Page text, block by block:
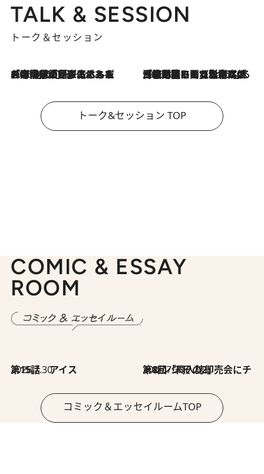
TALK & SESSION
トーク＆セッション
2026.8.3
「今後値上げがあるとすれば…」「リスクがあるのは今年の冬」エネルギー専門家が語る、ホルムズ海峡封鎖が家庭にもたらす“ある心配” 2026.8.3
「住宅建てられない…」「サーチャージ料の高値が続いている」ホルムズ海峡封鎖による影響はいつまで続く？《エネルギー専門家に聞く“どうなる日本の暮らし”》
トーク&セッション TOP
COMIC & ESSAY
ROOM
2026.7.30
第15話 アイス 2026.7.30
第8回「同人誌即売会にチャレンジ その2」
コミック＆エッセイルームTOP